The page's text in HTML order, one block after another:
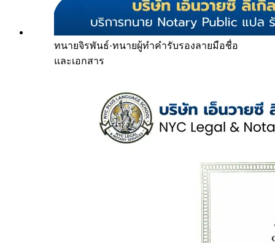
ทนายจิรพันธ์·ทนายผู้ทำคำรับรองลายมือชื่อ
และเอกสาร